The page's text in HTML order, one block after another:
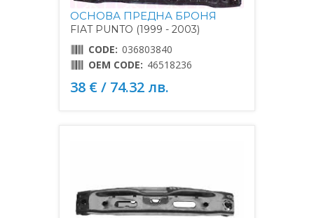
ОСНОВА ПРЕДНА БРОНЯ
FIAT PUNTO (1999 - 2003)
CODE: 036803840
OEM CODE: 46518236
38 € / 74.32 лв.